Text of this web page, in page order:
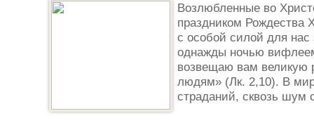
Возлюбленные во
праздником Рождества
с особой силой для нас
однажды ночью
возвещаю вам великую
людям» (Лк. 2,10). В
страданий, сквозь шум